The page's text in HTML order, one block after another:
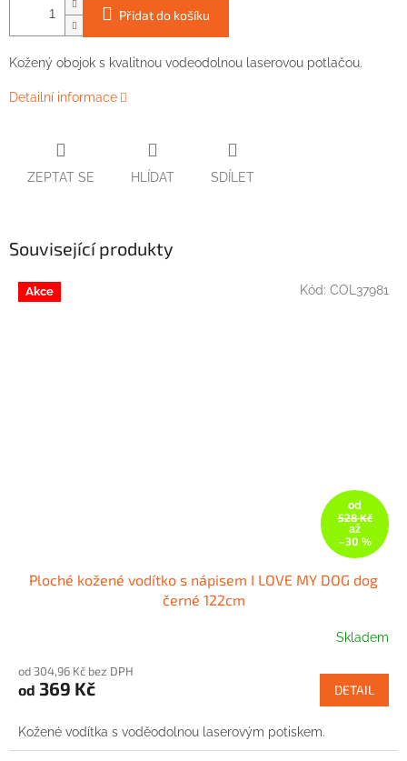
Přidat do košíku
Kožený obojok s kvalitnou vodeodolnou laserovou potlačou.
Detailní informace
ZEPTAT SE HLÍDAT SDÍLET
Související produkty
Akce
od
528 Kč
až
–30 %
Ploché kožené vodítko s nápisem I LOVE MY DOG dog
černé 122cm
Skladem
od 304,96 Kč bez DPH
od 369 Kč DETAIL
Kožené vodítka s voděodolnou laserovým potiskem.
Kód: COL37981